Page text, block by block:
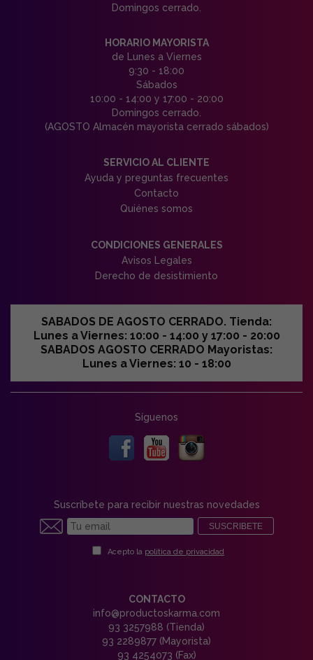
Domingos cerrado.
HORARIO MAYORISTA
de Lunes a Viernes
9:30 - 18:00
Sábados
10:00 - 14:00 y 17:00 - 20:00
Domingos cerrado.
(AGOSTO Almacén mayorista cerrado sábados)
SERVICIO AL CLIENTE
Ayuda y preguntas frecuentes
Contacto
Quiénes somos
CONDICIONES GENERALES
Avisos Legales
Derecho de desistimiento
SABADOS DE AGOSTO CERRADO. Tienda:
Lunes a Viernes: 10:00 - 14:00 y 17:00 - 20:00
SABADOS AGOSTO CERRADO Mayoristas:
Lunes a Viernes: 10 - 18:00
Síguenos
Suscríbete para recibir nuestras novedades
SUSCRIBETE
Acepto la política de privacidad
CONTACTO
info@productoskarma.com
93 3257988 (Tienda)
93 2289877 (Mayorista)
93 4254073 (Fax)